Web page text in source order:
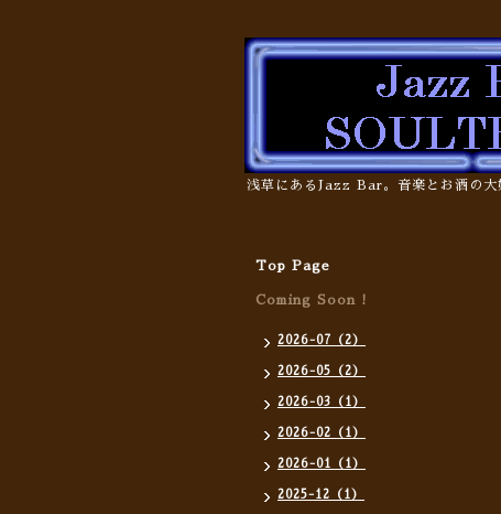
浅草にあるJazz Bar。音楽とお酒の
Top Page
Coming Soon !
2026-07（2）
2026-05（2）
2026-03（1）
2026-02（1）
2026-01（1）
2025-12（1）